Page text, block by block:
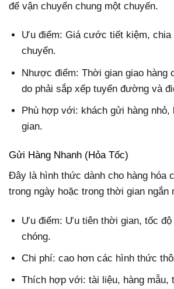
để vận chuyển chung một chuyến.
Ưu điểm: Giá cước tiết kiệm, chia
chuyển.
Nhược điểm: Thời gian giao hàng
do phải sắp xếp tuyến đường và
Phù hợp với: khách gửi hàng nhỏ,
gian.
Gửi Hàng Nhanh (Hỏa Tốc)
Đây là hình thức dành cho hàng hóa
trong ngày hoặc trong thời gian ngắn
Ưu điểm: Ưu tiên thời gian, tốc độ
chóng.
Chi phí: cao hơn các hình thức
Thích hợp với: tài liệu, hàng mẫu,